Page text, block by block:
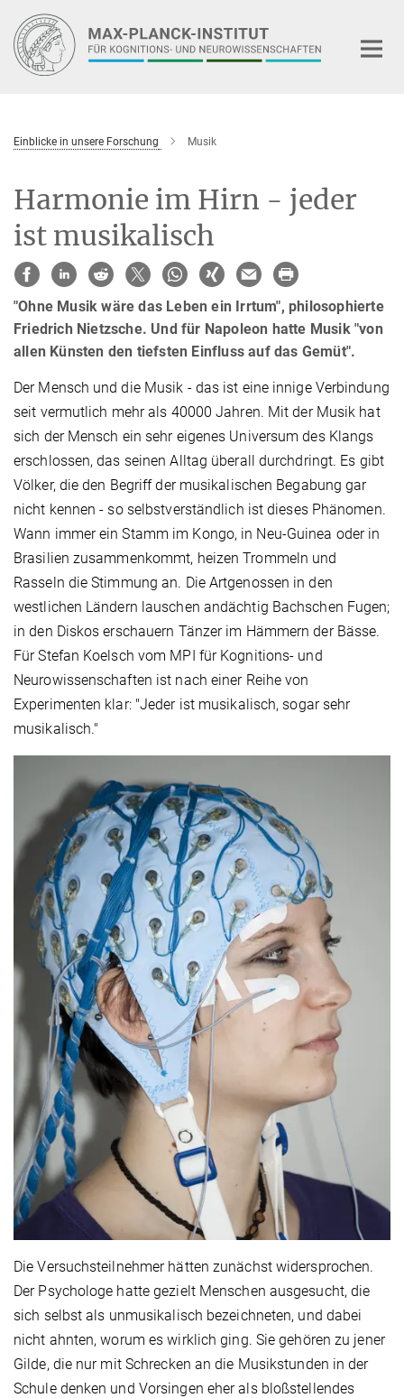
Hauptinhalt
Einblicke in unsere Forschung Musik
Harmonie im Hirn - jeder
ist musikalisch
"Ohne Musik wäre das Leben ein Irrtum", philosophierte
Friedrich Nietzsche. Und für Napoleon hatte Musik "von
allen Künsten den tiefsten Einfluss auf das Gemüt".
Der Mensch und die Musik - das ist eine innige Verbindung
seit vermutlich mehr als 40000 Jahren. Mit der Musik hat
sich der Mensch ein sehr eigenes Universum des Klangs
erschlossen, das seinen Alltag überall durchdringt. Es gibt
Völker, die den Begriff der musikalischen Begabung gar
nicht kennen - so selbstverständlich ist dieses Phänomen.
Wann immer ein Stamm im Kongo, in Neu-Guinea oder in
Brasilien zusammenkommt, heizen Trommeln und
Rasseln die Stimmung an. Die Artgenossen in den
westlichen Ländern lauschen andächtig Bachschen Fugen;
in den Diskos erschauern Tänzer im Hämmern der Bässe.
Für Stefan Koelsch vom MPI für Kognitions- und
Neurowissenschaften ist nach einer Reihe von
Experimenten klar: "Jeder ist musikalisch, sogar sehr
musikalisch."
Die Versuchsteilnehmer hätten zunächst widersprochen.
Der Psychologe hatte gezielt Menschen ausgesucht, die
sich selbst als unmusikalisch bezeichneten, und dabei
nicht ahnten, worum es wirklich ging. Sie gehören zu jener
Gilde, die nur mit Schrecken an die Musikstunden in der
Schule denken und Vorsingen eher als bloßstellendes